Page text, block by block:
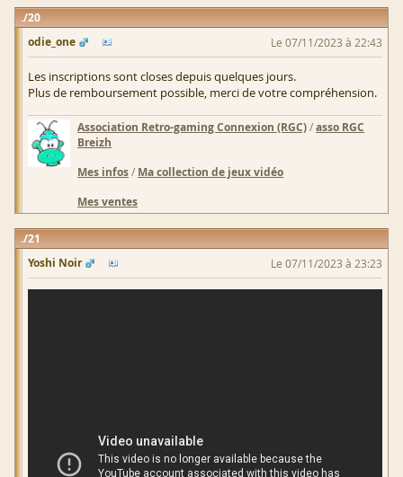
20
odie_one
Le 07/11/2023 à 22:43
Les inscriptions sont closes depuis quelques jours.
Plus de remboursement possible, merci de votre compréhension.
Association Retro-gaming Connexion (RGC)/asso RGC
Breizh
Mes infos/ Ma collection de jeux vidéo
Mes ventes
21
Yoshi Noir
Le 07/11/2023 à 23:23